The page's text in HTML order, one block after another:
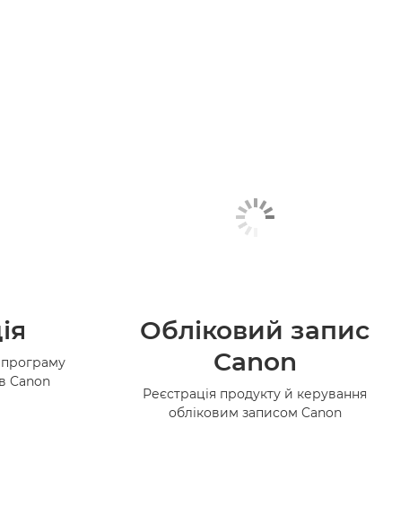
Canon
Обліковий запис
Canon
Реєстрація продукту й керування
обліковим записом Canon